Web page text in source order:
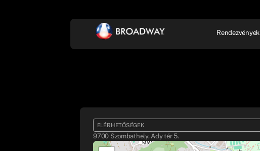
Rendezvények
ELÉRHETŐSÉGEK
9700 Szombathely, Ady tér 5.